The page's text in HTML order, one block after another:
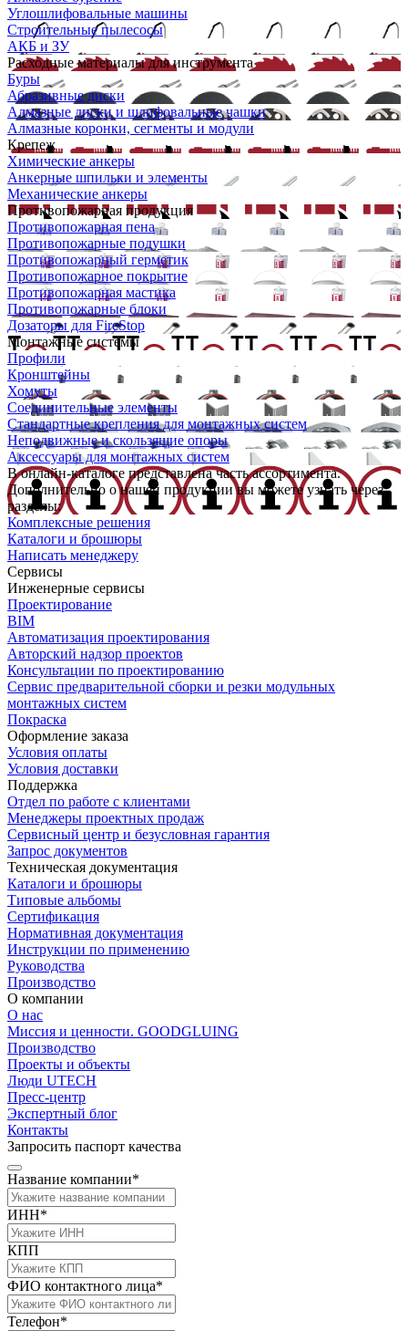
Углошлифовальные машины
Строительные пылесосы
АКБ и ЗУ
Расходные материалы для инструмента
Буры
Абразивные диски
Алмазные диски и шлифовальные чашки
Алмазные коронки, сегменты и модули
Крепеж
Химические анкеры
Анкерные шпильки и элементы
Механические анкеры
Противопожарная продукция
Противопожарная пена
Противопожарные подушки
Противопожарный герметик
Противопожарное покрытие
Противопожарная мастика
Противопожарные блоки
Дозаторы для FireStop
Монтажные системы
Профили
Кронштейны
Хомуты
Соединительные элементы
Стандартные крепления для монтажных систем
Неподвижные и скользящие опоры
Аксессуары для монтажных систем
В онлайн-каталоге представлена часть ассортимента.
Дополнительно о нашей продукции вы можете узнать через
разделы:
Комплексные решения
Каталоги и брошюры
Написать менеджеру
Сервисы
Инженерные сервисы
Проектирование
BIM
Автоматизация проектирования
Авторский надзор проектов
Консультации по проектированию
Сервис предварительной сборки и резки модульных
монтажных систем
Покраска
Оформление заказа
Условия оплаты
Условия доставки
Поддержка
Отдел по работе с клиентами
Менеджеры проектных продаж
Сервисный центр и безусловная гарантия
Запрос документов
Техническая документация
Каталоги и брошюры
Типовые альбомы
Сертификация
Нормативная документация
Инструкции по применению
Руководства
Производство
О компании
О нас
Миссия и ценности. GOODGLUING
Производство
Проекты и объекты
Люди UTECH
Пресс-центр
Экспертный блог
Контакты
Запросить паспорт качества
Название компании*
ИНН*
КПП
ФИО контактного лица*
Телефон*